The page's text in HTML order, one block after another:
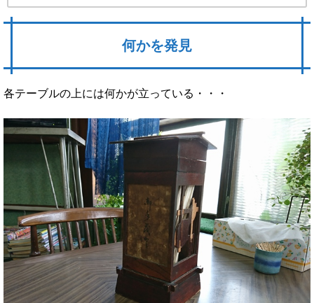
何かを発見
各テーブルの上には何かが立っている・・・